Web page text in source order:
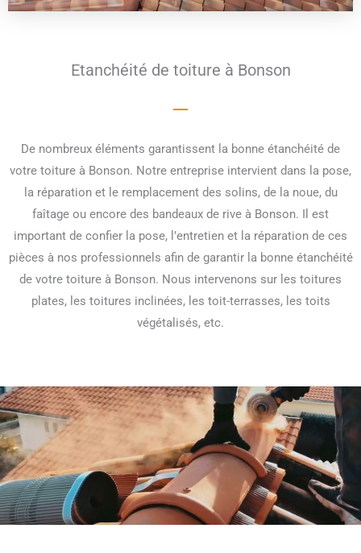
Etanchéité de toiture à Bonson
De nombreux éléments garantissent la bonne étanchéité de
votre toiture à Bonson. Notre entreprise intervient dans la pose,
la réparation et le remplacement des solins, de la noue, du
faîtage ou encore des bandeaux de rive à Bonson. Il est
important de confier la pose, l’entretien et la réparation de ces
pièces à nos professionnels afin de garantir la bonne étanchéité
de votre toiture à Bonson. Nous intervenons sur les toitures
plates, les toitures inclinées, les toit-terrasses, les toits
végétalisés, etc.